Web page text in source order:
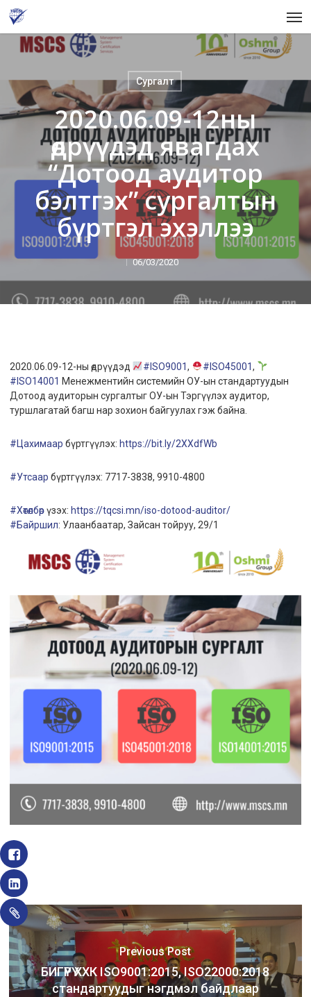
Skip
main
content
Сургалт
2020.06.09-12ны
өдрүүдэд явагдах
“Дотоод аудитор
бэлтгэх” сургалтын
бүртгэл эхэллээ
06/03/2020
2020.06.09-12-ны өдрүүдэд # ISO9001, # ISO45001,
# ISO14001 Менежментийн системийн ОУ-ын стандартуудын
Дотоод аудиторын сургалтыг ОУ-ын Тэргүүлэх аудитор,
туршлагатай багш нар зохион байгуулах гэж байна.
#Цахимаар бүртгүүлэх: https://bit.ly/2XXdfWb
#Утсаар бүртгүүлэх: 7717-3838, 9910-4800
#Хөтөлбөрүзэх: https://tqcsi.mn/iso-dotood-auditor/
#Байршил: Улаанбаатар, Зайсан тойруу, 29/1
Previous Post
БИГҮРҮ ХХК ISO9001:2015, ISO22000:2018
стандартуудыг нэгдмэл байдлаар